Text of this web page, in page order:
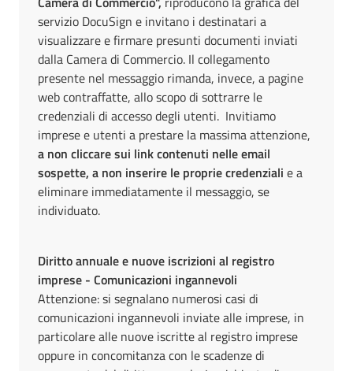
servizio DocuSign e invitano i destinatari a
visualizzare e firmare presunti documenti inviati
dalla Camera di Commercio. Il collegamento
presente nel messaggio rimanda, invece, a pagine
web contraffatte, allo scopo di sottrarre le
credenziali di accesso degli utenti. Invitiamo
imprese e utenti a prestare la massima attenzione,
a non cliccare sui link contenuti nelle email
sospette, a non inserire le proprie credenziali e a
eliminare immediatamente il messaggio, se
individuato.
Diritto annuale e nuove iscrizioni al registro
imprese - Comunicazioni ingannevoli
Attenzione: si segnalano numerosi casi di
comunicazioni ingannevoli inviate alle imprese, in
particolare alle nuove iscritte al registro imprese
oppure in concomitanza con le scadenze di